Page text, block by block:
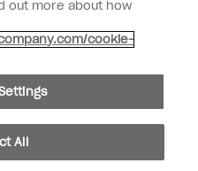
無断複写・転載を禁じます。
out more about how
cookie-
All